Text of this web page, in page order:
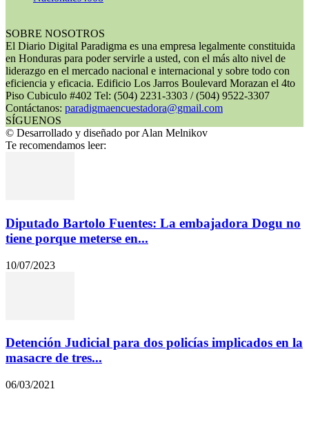
SOBRE NOSOTROS
El Diario Digital Paradigma es una empresa legalmente constituida
en Honduras para poder servirle a usted, con el más alto nivel de
liderazgo en el mercado nacional e internacional y sobre todo con
eficiencia y eficacia. Edificio Los Jarros Boulevard Morazan el 4to
Piso Cubiculo #402 Tel: (504) 2231-3303 / (504) 9522-3307
Contáctanos: paradigmaencuestadora@gmail.com
SÍGUENOS
© Desarrollado y diseñado por Alan Melnikov
Te recomendamos leer:
Diputado Bartolo Fuentes: La embajadora Dogu no
tiene porque meterse en...
10/07/2023
Detención Judicial para dos policías implicados en la
masacre de tres...
06/03/2021